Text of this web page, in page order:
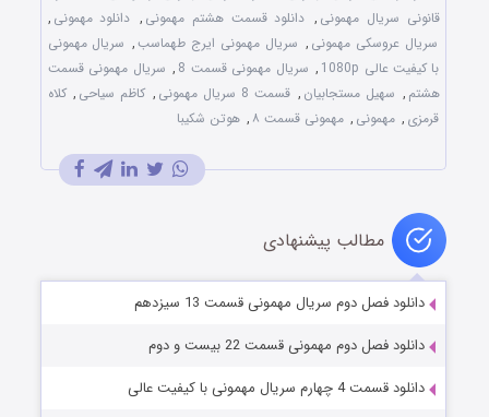
قانونی سریال مهمونی , دانلود قسمت هشتم مهمونی , دانلود مهمونی ,
سریال عروسکی مهمونی , سریال مهمونی ایرج طهماسب, سریال مهمونی
با کیفیت عالی 1080p
, سریال مهمونی قسمت 8 , سریال مهمونی قسمت
هشتم , سهیل مستجابیان , قسمت 8 سریال مهمونی , کاظم سیاحی , کلاه
قرمزی , مهمونی , مهمونی قسمت ۸ , هوتن شکیبا
مطالب پیشنهادی
دانلود فصل دوم سریال مهمونی قسمت 13 سیزدهم
دانلود فصل دوم مهمونی قسمت 22 بیست و دوم
دانلود قسمت 4 چهارم سریال مهمونی با کیفیت عالی